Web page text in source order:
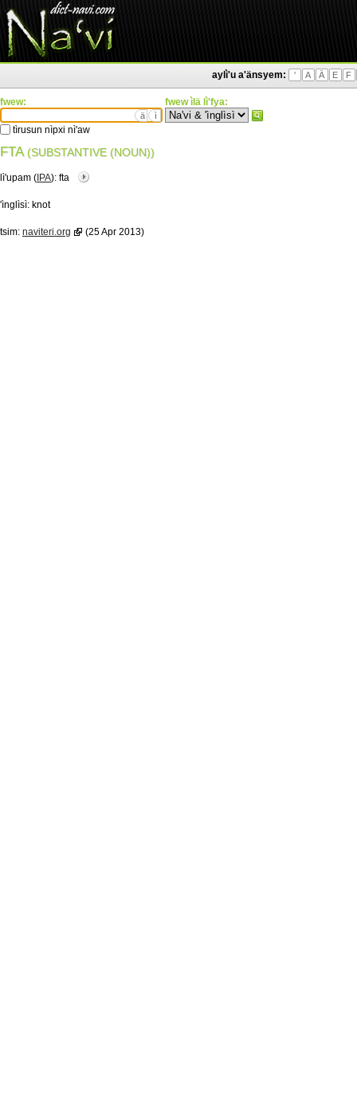
aylì'u a'änsyem: ' A Ä E F
fwew:
ä ì
tìrusun nìpxi nì'aw
fwew ìlä lì'fya:
FTA (SUBSTANTIVE (NOUN))
lì'upam ( IPA): fta
'ìnglìsì: knot
tsim: naviteri.org (25 Apr 2013)